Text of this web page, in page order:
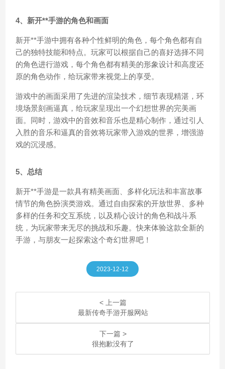
4、新开**手游的角色和画面
新开**手游中拥有各种个性鲜明的角色，每个角色都有自
己的独特技能和特点。玩家可以根据自己的喜好选择不同
的角色进行游戏，每个角色都有精美的形象设计和高度还
原的角色动作，给玩家带来视觉上的享受。
游戏中的画面采用了先进的渲染技术，细节表现精湛，环
境场景刻画逼真，给玩家呈现出一个幻想世界的完美画
面。同时，游戏中的音效和音乐也是精心制作，通过引人
入胜的音乐和逼真的音效将玩家带入游戏的世界，增强游
戏的沉浸感。
5、总结
新开**手游是一款具有精美画面、多样化玩法和丰富故事
情节的角色扮演类游戏。通过自由探索的开放世界、多种
多样的任务和交互系统，以及精心设计的角色和战斗系
统，为玩家带来无尽的挑战和乐趣。快来体验这款全新的
手游，与朋友一起探索这个奇幻世界吧！
2023-12-12
< 上一篇
最新传奇手游开服网站
下一篇 >
很抱歉没有了